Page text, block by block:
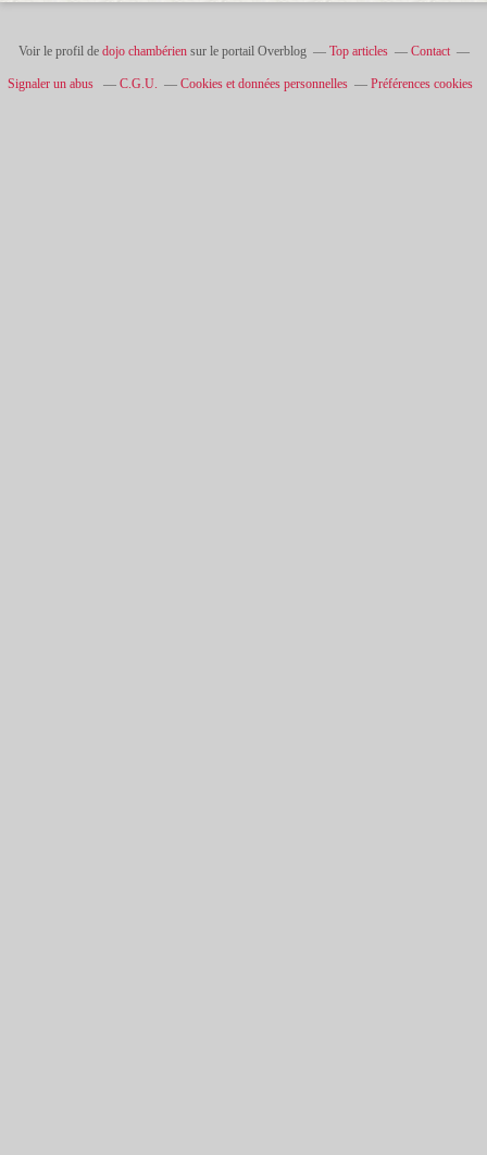
Voir le profil de dojo chambériensur le portail Overblog Top articles Contact
Signaler un abus C.G.U. Cookies et données personnelles Préférences cookies